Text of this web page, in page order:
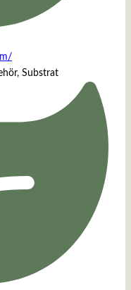
Substrat